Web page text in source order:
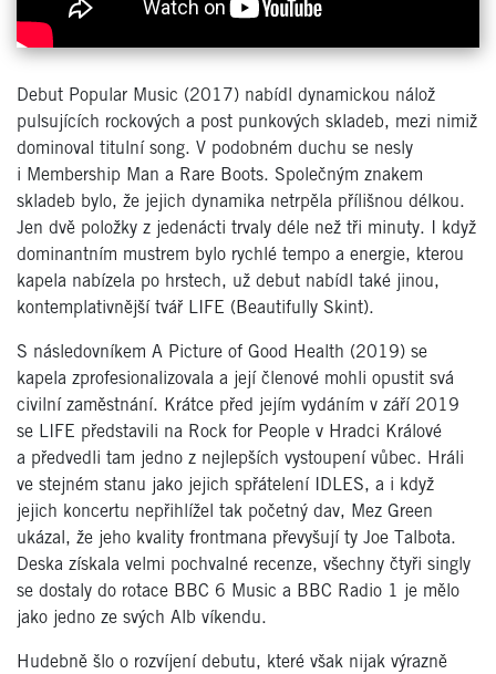
Debut Popular Music (2017) nabídl dynamickou nálož
pulsujících rockových a post punkových skladeb, mezi nimiž
dominoval titulní song. V podobném duchu se nesly
i Membership Man a Rare Boots. Společným znakem
skladeb bylo, že jejich dynamika netrpěla přílišnou délkou.
Jen dvě položky z jedenácti trvaly déle než tři minuty. I když
dominantním mustrem bylo rychlé tempo a energie, kterou
kapela nabízela po hrstech, už debut nabídl také jinou,
kontemplativnější tvář LIFE (Beautifully Skint).
S následovníkem A Picture of Good Health (2019) se
kapela zprofesionalizovala a její členové mohli opustit svá
civilní zaměstnání. Krátce před jejím vydáním v září 2019
se LIFE představili na Rock for People v Hradci Králové
a předvedli tam jedno z nejlepších vystoupení vůbec. Hráli
ve stejném stanu jako jejich spřátelení IDLES, a i když
jejich koncertu nepřihlížel tak početný dav, Mez Green
ukázal, že jeho kvality frontmana převyšují ty Joe Talbota.
Deska získala velmi pochvalné recenze, všechny čtyři singly
se dostaly do rotace BBC 6 Music a BBC Radio 1 je mělo
jako jedno ze svých Alb víkendu.
Hudebně šlo o rozvíjení debutu, které však nijak výrazně